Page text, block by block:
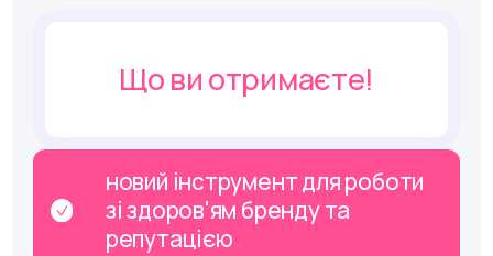
Що ви отримаєте!
новий інструмент для роботи
зі здоров'ям бренду та
репутацією